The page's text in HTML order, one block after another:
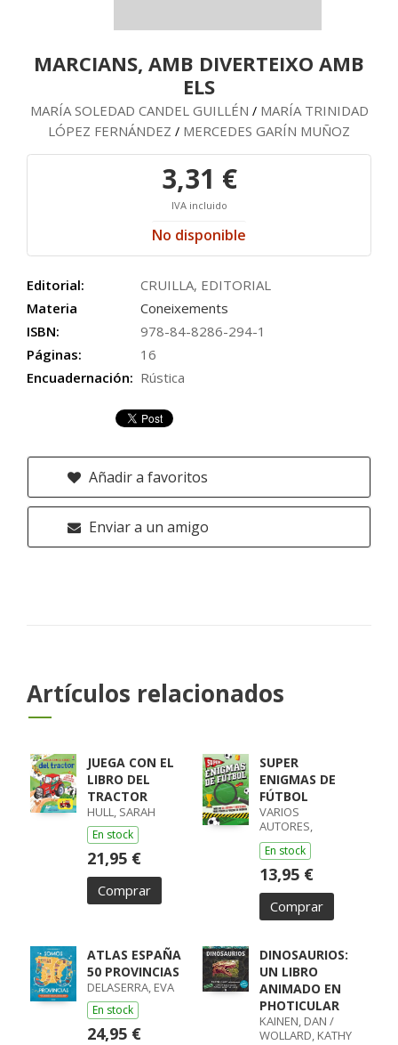
MARCIANS, AMB DIVERTEIXO AMB
ELS
MARÍA SOLEDAD CANDEL GUILLÉN / MARÍA TRINIDAD
LÓPEZ FERNÁNDEZ / MERCEDES GARÍN MUÑOZ
3,31 €
IVA incluido
No disponible
Editorial:
CRUILLA, EDITORIAL
Materia
Coneixements
ISBN:
978-84-8286-294-1
Páginas:
16
Encuadernación: Rústica
Añadir a favoritos
Enviar a un amigo
Artículos relacionados
JUEGA CON EL
LIBRO DEL
TRACTOR
HULL, SARAH
En stock
21,95 €
Comprar
SUPER
ENIGMAS DE
FÚTBOL
VARIOS
AUTORES,
VARIOS AUTORES
En stock
13,95 €
Comprar
ATLAS ESPAÑA
50 PROVINCIAS
DELASERRA, EVA
En stock
24,95 €
DINOSAURIOS:
UN LIBRO
ANIMADO EN
PHOTICULAR
KAINEN, DAN /
WOLLARD, KATHY